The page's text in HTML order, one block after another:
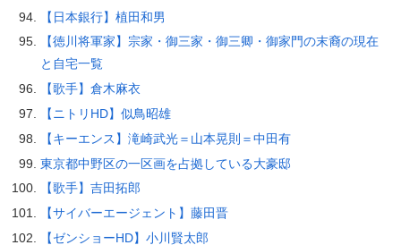
【日本銀行】植田和男
【徳川将軍家】宗家・御三家・御三卿・御家門の末裔の現在
と自宅一覧
【歌手】倉木麻衣
【ニトリHD】似鳥昭雄
【キーエンス】滝崎武光＝山本晃則＝中田有
東京都中野区の一区画を占拠している大豪邸
【歌手】吉田拓郎
【サイバーエージェント】藤田晋
【ゼンショーHD】小川賢太郎